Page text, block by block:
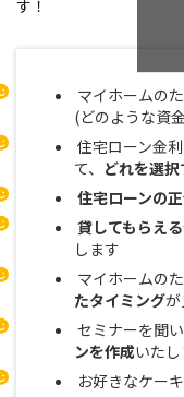
す！
マイホームの
(どのような資
住宅ローン金
て、 どれを選
住宅ローンの
貸してもらえ
します
マイホームの
たタイミングが
セミナーを聞
ンを作成いた
お好きなケー